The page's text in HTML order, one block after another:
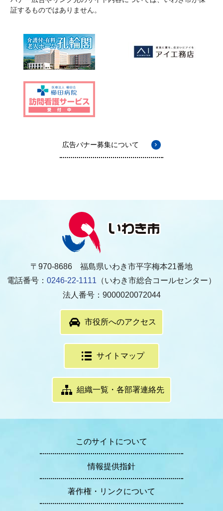
証するものではありません。
広告バナー募集について
〒970-8686 福島県いわき市平字梅本21番地
電話番号： 0246-22-1111 （いわき市総合コールセンター）
法人番号：9000020072044
市役所へのアクセス
サイトマップ
組織一覧・各部署連絡先
このサイトについて
情報提供指針
著作権・リンクについて